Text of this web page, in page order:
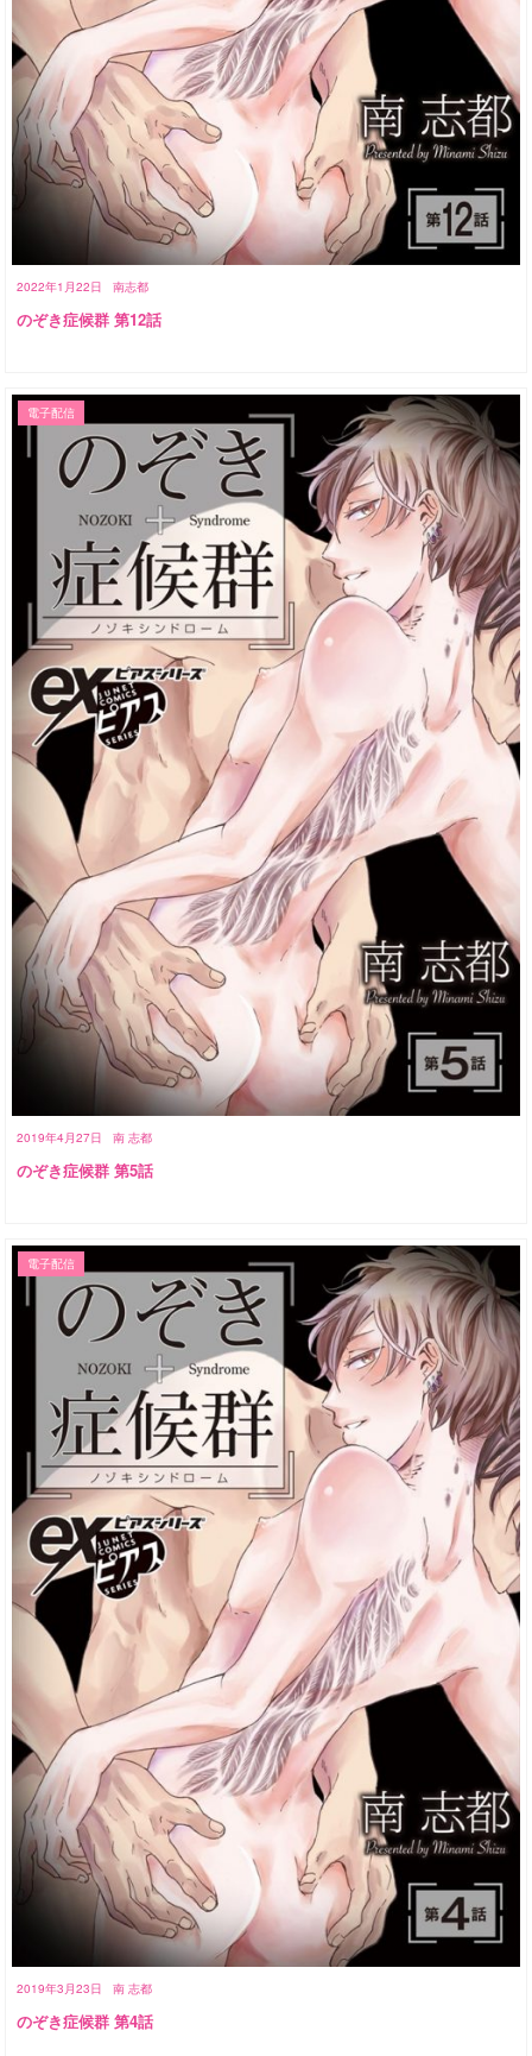
2022年1月22日 南志都
のぞき症候群 第12話
2019年4月27日 南 志都
電子配信
のぞき症候群 第5話
2019年3月23日 南 志都
電子配信
のぞき症候群 第4話